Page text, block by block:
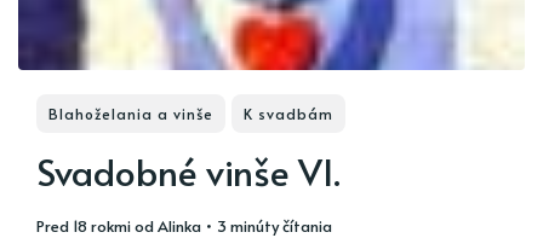
Blahoželania a vinše K svadbám
Svadobné vinše VI.
pred 18 rokmiodAlinka • 3 minúty čítania